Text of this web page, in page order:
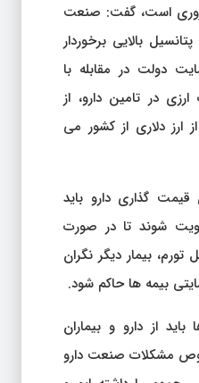
است، گفت: صنعت
بالایی برخوردار
دولت در مقابله با
در تامین دارو، از
ارز دلاری از کشور می
گذاری دارو باید
شوند تا در صورت
بیمار دیگر نگران
بیمه ها حاکم شود.
باید از دارو و بیماران
مشکلات صنعت دارو